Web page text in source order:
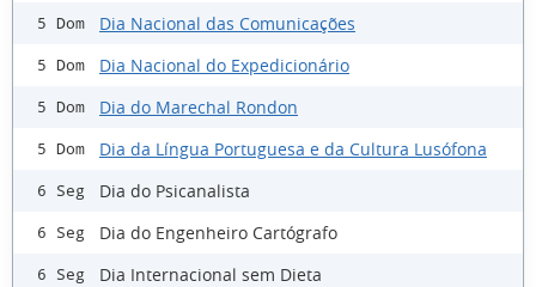
5 Dom Dia Nacional das Comunicações
5 Dom Dia Nacional do Expedicionário
5 Dom Dia do Marechal Rondon
5 Dom Dia da Língua Portuguesa e da Cultura Lusófona
6 Seg Dia do Psicanalista
6 Seg Dia do Engenheiro Cartógrafo
6 Seg Dia Internacional sem Dieta